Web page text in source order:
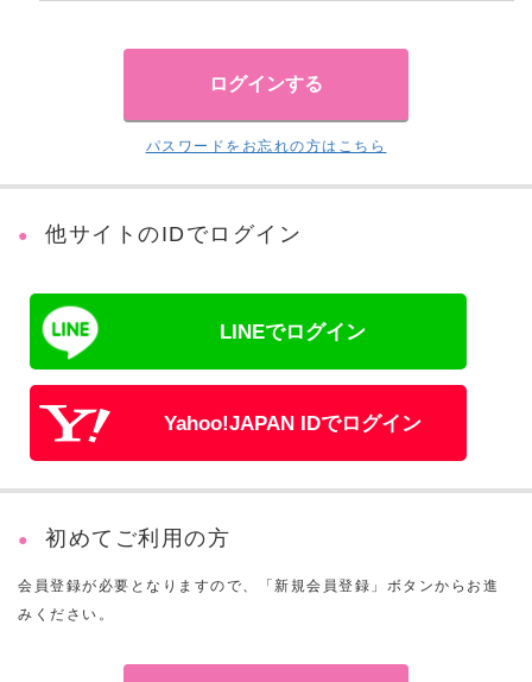
パスワードをお忘れの方はこちら
他サイトのIDでログイン
LINEでログイン
Yahoo!JAPAN IDでログイン
初めてご利用の方
会員登録が必要となりますので、「新規会員登録」ボタンからお進
みください。